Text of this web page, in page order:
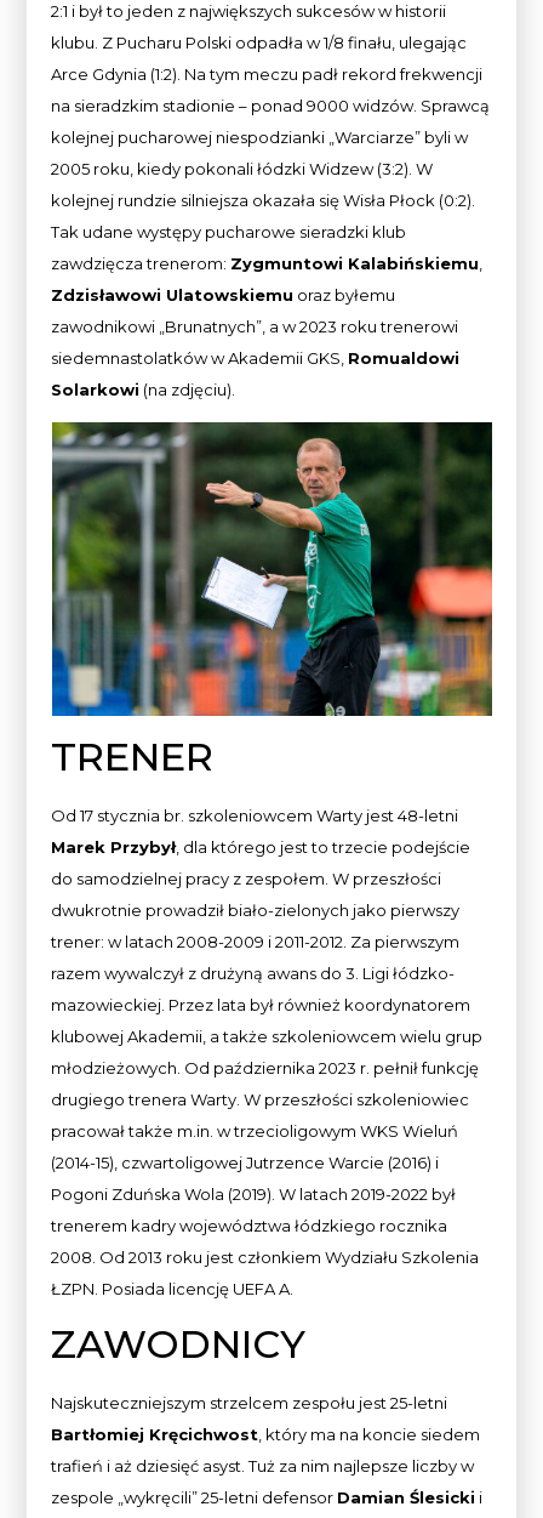
2:1 i był to jeden z największych sukcesów w historii
klubu. Z Pucharu Polski odpadła w 1/8 finału, ulegając
Arce Gdynia (1:2). Na tym meczu padł rekord frekwencji
na sieradzkim stadionie – ponad 9000 widzów. Sprawcą
kolejnej pucharowej niespodzianki „Warciarze” byli w
2005 roku, kiedy pokonali łódzki Widzew (3:2). W
kolejnej rundzie silniejsza okazała się Wisła Płock (0:2).
Tak udane występy pucharowe sieradzki klub
zawdzięcza trenerom: Zygmuntowi Kalabińskiemu
Zdzisławowi Ulatowskiemu oraz byłemu
zawodnikowi „Brunatnych”, a w 2023 roku trenerowi
siedemnastolatków w Akademii GKS, Romualdowi
Solarkowi (na zdjęciu).
TRENER
Od 17 stycznia br. szkoleniowcem Warty jest 48-letni
Marek Przybył, dla którego jest to trzecie podejście
do samodzielnej pracy z zespołem. W przeszłości
dwukrotnie prowadził biało-zielonych jako pierwszy
trener: w latach 2008-2009 i 2011-2012. Za pierwszym
razem wywalczył z drużyną awans do 3. Ligi łódzko-
mazowieckiej. Przez lata był również koordynatorem
klubowej Akademii, a także szkoleniowcem wielu grup
młodzieżowych. Od października 2023 r. pełnił funkcję
drugiego trenera Warty. W przeszłości szkoleniowiec
pracował także m.in. w trzecioligowym WKS Wieluń
(2014-15), czwartoligowej Jutrzence Warcie (2016) i
Pogoni Zduńska Wola (2019). W latach 2019-2022 był
trenerem kadry województwa łódzkiego rocznika
2008. Od 2013 roku jest członkiem Wydziału Szkolenia
ŁZPN. Posiada licencję UEFA A.
ZAWODNICY
Najskuteczniejszym strzelcem zespołu jest 25-letni
Bartłomiej Kręcichwost, który ma na koncie siedem
trafień i aż dziesięć asyst. Tuż za nim najlepsze liczby w
zespole „wykręcili” 25-letni defensor Damian Ślesicki i